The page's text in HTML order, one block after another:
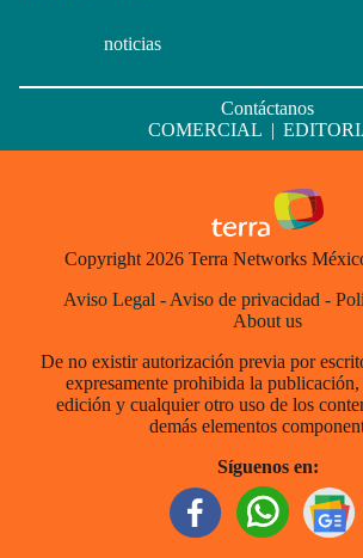
noticias
Contáctanos
COMERCIAL |
Copyright 2026 Terra Networks
Aviso Legal - Aviso de privacidad -
About us
De no existir autorización previa por
expresamente prohibida la
edición y cualquier otro uso de los
demás elementos
Síguenos en: